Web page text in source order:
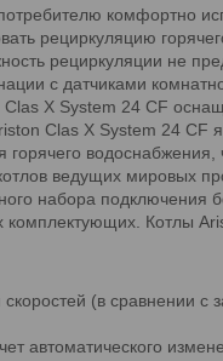
комфортно
рециркуляцию
рециркуляции не
с датчиками
Clas X System 24 СF
Clas X System 24 СF
водоснабжения,
ведущих мировых
набора подключения
комплектующих. Котлы
(в сравнении с
автоматического